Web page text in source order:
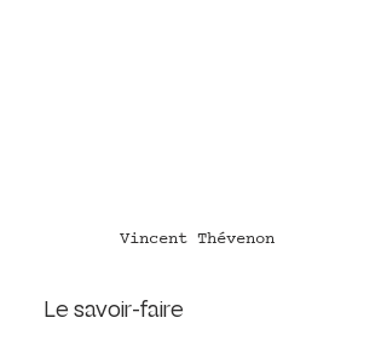
Vincent Thévenon
Le savoir-faire